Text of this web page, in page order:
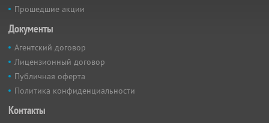
Прошедшие акции
Документы
Агентский договор
Лицензионный договор
Публичная оферта
Политика конфиденциальности
Контакты